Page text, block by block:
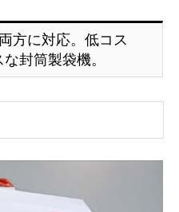
方に対応。低コス
封筒製袋機。